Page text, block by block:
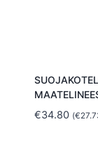
€34.80 (€